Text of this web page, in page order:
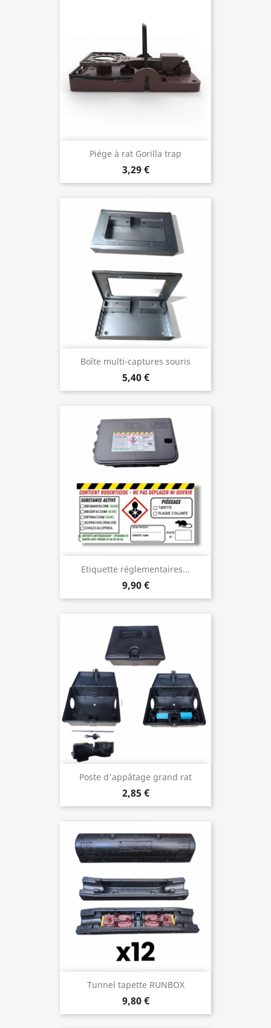
Piége à rat Gorilla trap
3,29 €
Boîte multi-captures souris
5,40 €
Etiquette réglementaires...
9,90 €
Poste d'appâtage grand rat
2,85 €
Tunnel tapette RUNBOX
9,80 €